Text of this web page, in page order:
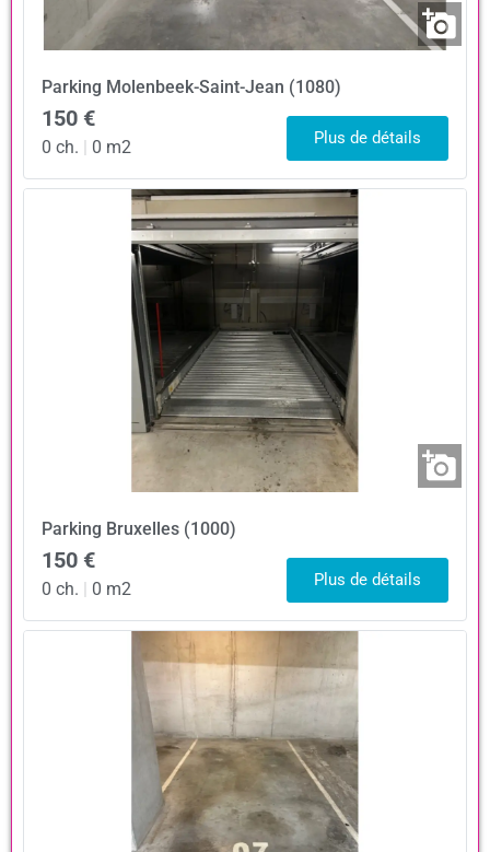
Parking Molenbeek-Saint-Jean (1080)
150 €
0 ch. 0 m2 Plus de détails
Parking Bruxelles (1000)
150 €
0 ch. | 0 m2 Plus de détails